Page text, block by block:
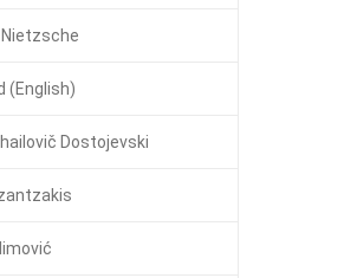
Nietzsche
(English)
Dostojevski